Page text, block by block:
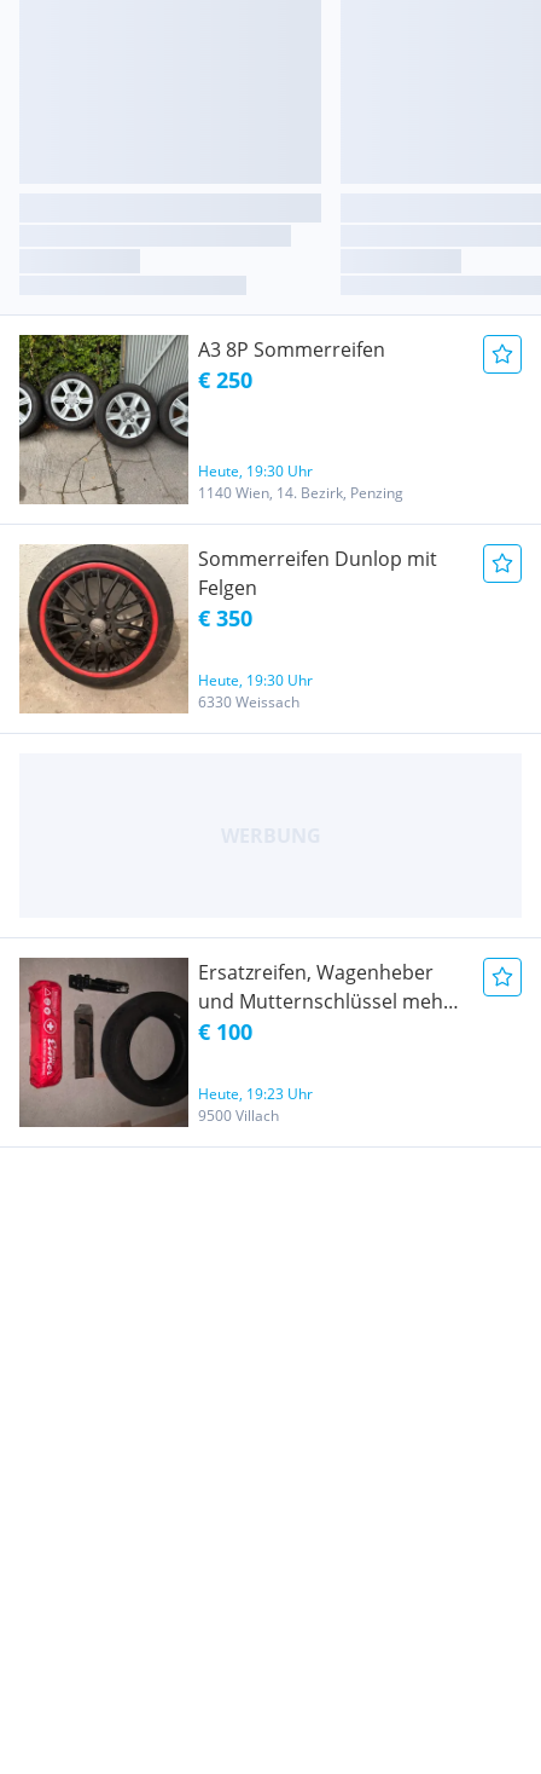
A3 8P Sommerreifen
€ 250
Heute, 19:30 Uhr
1140 Wien, 14. Bezirk, Penzing
Sommerreifen Dunlop mit
Felgen
€ 350
Heute, 19:30 Uhr
6330 Weissach
Ersatzreifen, Wagenheber
und Mutternschlüssel mehr
Sicherheitsset
€ 100
Heute, 19:23 Uhr
9500 Villach